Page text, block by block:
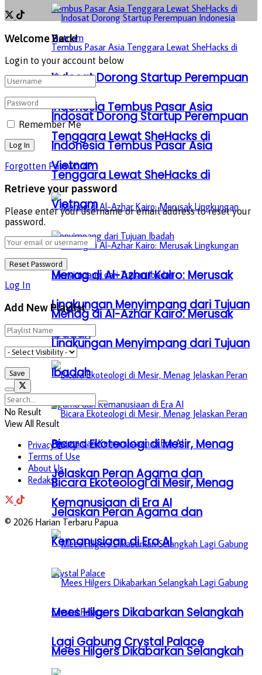
Indosat Dorong Startup Perempuan
Indonesia Tembus Pasar Asia
Tenggara Lewat SheHacks di
Vietnam
Menag di Al-Azhar Kairo: Merusak
Lingkungan Menyimpang dari Tujuan
Ibadah
Bicara Ekoteologi di Mesir, Menag
Jelaskan Peran Agama dan
Kemanusiaan di Era AI
Mees Hilgers Dikabarkan Selangkah
Lagi Gabung Crystal Palace
Indosat Dorong Startup Perempuan
Indonesia Tembus Pasar Asia
Tenggara Lewat SheHacks di
Vietnam
Menag di Al-Azhar Kairo: Merusak
Lingkungan Menyimpang dari Tujuan
Ibadah
Bicara Ekoteologi di Mesir, Menag
Jelaskan Peran Agama dan
Kemanusiaan di Era AI
Mees Hilgers Dikabarkan Selangkah
Welcome Back!
Login to your account below
Remember Me
Forgotten Password?
Retrieve your password
Please enter your username or email address to reset your
password.
Log In
Add New Playlist
No Result
View All Result
Privacy Policy
Terms of Use
About Us
Redaksi
© 2026 Harian Terbaru Papua